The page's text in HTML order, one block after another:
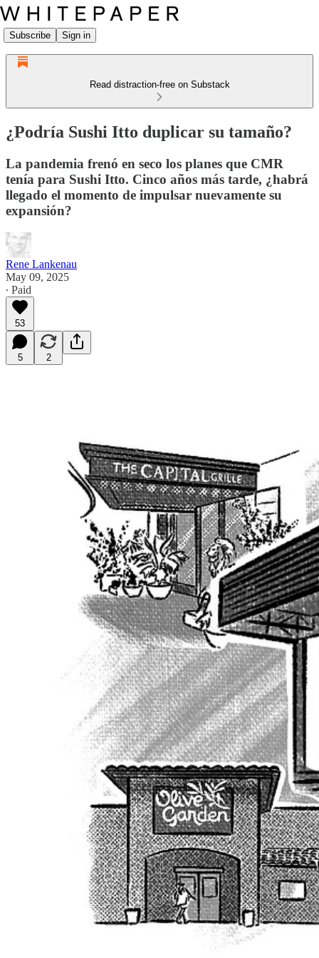
Subscribe Sign in
Read distraction-free on Substack
¿Podría Sushi Itto duplicar su tamaño?
La pandemia frenó en seco los planes que CMR
tenía para Sushi Itto. Cinco años más tarde, ¿habrá
llegado el momento de impulsar nuevamente su
expansión?
Rene Lankenau
May 09, 2025
∙ Paid
53
5 2